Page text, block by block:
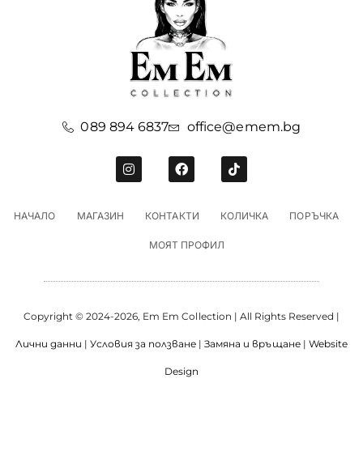
089 894 6837 office@emem.bg
НАЧАЛО МАГАЗИН КОНТАКТИ КОЛИЧКА ПОРЪЧКА
МОЯТ ПРОФИЛ
Copyright © 2024-2026, Em Em Collection | All Rights Reserved |
Лични данни |Условия за ползване |Замяна и връщане| Website
Design